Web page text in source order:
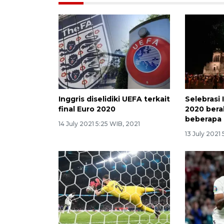
Inggris diselidiki UEFA terkait
final Euro 2020
14 July 2021 5:25 WIB, 2021
Selebrasi
2020
beberapa
13 July 2021